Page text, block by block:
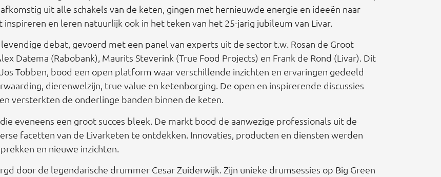
uit alle schakels van de keten, gingen met hernieuwde energie en ideeën naar
en leren natuurlijk ook in het teken van het 25-jarig jubileum van Livar.
debat, gevoerd met een panel van experts uit de sector t.w. Rosan de Groot
Datema (Rabobank), Maurits Steverink (True Food Projects) en Frank de Rond (Livar). Dit
Tobben, bood een open platform waar verschillende inzichten en ervaringen gedeeld
dierenwelzijn, true value en ketenborging. De open en inspirerende discussies
versterkten de onderlinge banden binnen de keten.
eveneens een groot succes bleek. De markt bood de aanwezige professionals uit de
facetten van de Livarketen te ontdekken. Innovaties, producten en diensten werden
en nieuwe inzichten.
door de legendarische drummer Cesar Zuiderwijk. Zijn unieke drumsessies op Big Green